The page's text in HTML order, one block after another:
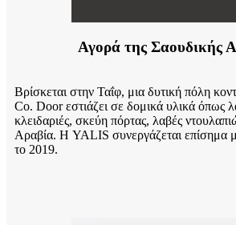
Αγορά της Σαουδικής
Βρίσκεται στην Ταΐφ, μια δυτική πόλη
Co. Door εστιάζει σε δομικά υλικά όπως
κλειδαριές, σκεύη πόρτας, λαβές
Αραβία. Η YALIS συνεργάζεται επίσημα
το 2019.